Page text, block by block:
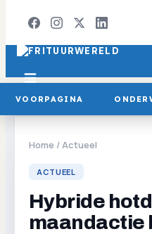
VOORPAGINA
Home /Actueel
ACTUEEL
Hybride
maandactie